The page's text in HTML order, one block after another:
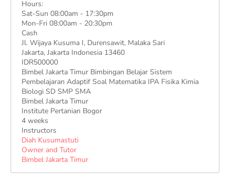
Hours:
Sat-Sun 08:00am - 17:30pm
Mon-Fri 08:00am - 20:30pm
Cash
Jl. Wijaya Kusuma I, Durensawit, Malaka Sari
Jakarta, Jakarta Indonesia 13460
IDR500000
Bimbel Jakarta Timur Bimbingan Belajar Sistem
Pembelajaran Adaptif Soal Matematika IPA Fisika Kimia
Biologi SD SMP SMA
Bimbel Jakarta Timur
Institute Pertanian Bogor
4 weeks
Instructors
Diah Kusumastuti
Owner and Tutor
Bimbel Jakarta Timur